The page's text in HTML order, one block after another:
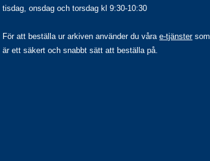
tisdag, onsdag och torsdag kl 9:30-10:30
För att beställa ur arkiven använder du våra e-tjänster som
är ett säkert och snabbt sätt att beställa på.